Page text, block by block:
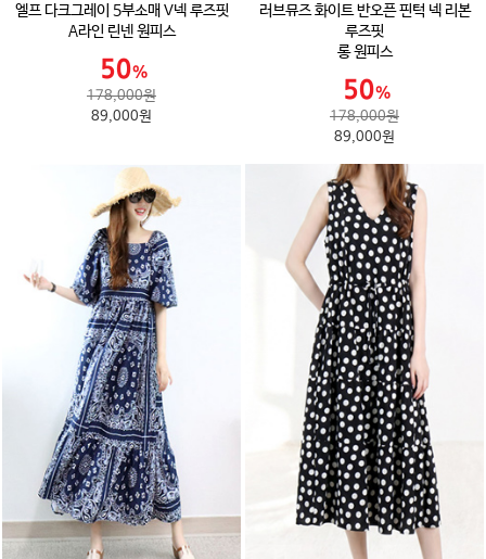
엘프 다크그레이 5부소매 V넥 루즈핏
A라인 린넨 원피스
178,000원
89,000원
러브뮤즈 화이트 반오픈 핀턱 넥 리본
루즈핏
롱 원피스
178,000원
89,000원